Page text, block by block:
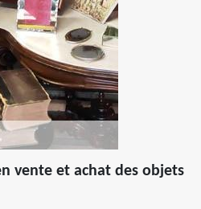
vente et achat des objets